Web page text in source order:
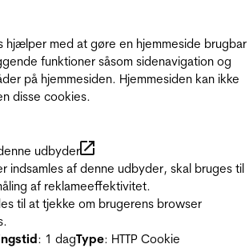
hjælper med at gøre en hjemmeside
funktioner såsom sidenavigation og
på hjemmesiden. Hjemmesiden kan ikke
disse cookies.
udbyder
indsamles af denne udbyder, skal bruges til
af reklameeffektivitet.
til at tjekke om brugerens browser
: 1 dagType: HTTP Cookie